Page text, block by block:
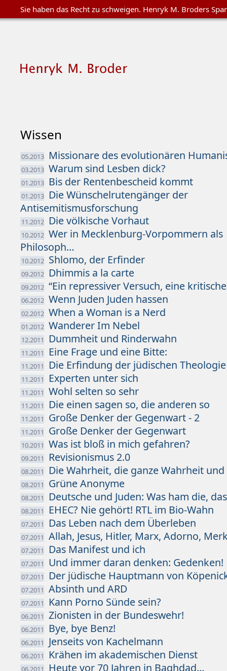
Sie haben das Recht zu schweigen. Henryk M. Broders
Wissen
05.2013 Missionare des evolutionären
03.2013 Warum sind Lesben dick?
01.2013 Bis der Rentenbescheid kommt
01.2013
Die Wünschelrutengänger der
Antisemitismusforschung
11.2012 Die völkische Vorhaut
10.2012 Wer in Mecklenburg-Vorpommern als
Philosoph…
10.2012 Shlomo, der Erfinder
09.2012 Dhimmis a la carte
09.2012 “Ein repressiver Versuch, eine
06.2012 Wenn Juden Juden hassen
02.2012 When a Woman is a Nerd
01.2012 Wanderer Im Nebel
12.2011 Dummheit und Rinderwahn
11.2011 Eine Frage und eine Bitte:
11.2011 Die Erfindung der jüdischen Theologie
11.2011 Experten unter sich
11.2011 Wohl selten so sehr
11.2011 Die einen sagen so, die anderen so
11.2011 Große Denker der Gegenwart - 2
11.2011 Große Denker der Gegenwart
10.2011 Was ist bloß in mich gefahren?
09.2011 Revisionismus 2.0
08.2011 Die Wahrheit, die ganze Wahrheit
08.2011 Grüne Anonyme
08.2011 Deutsche und Juden: Was ham die,
08.2011 EHEC? Nie gehört! RTL im Bio-Wahn
07.2011 Das Leben nach dem Überleben
07.2011 Allah, Jesus, Hitler, Marx, Adorno,
07.2011 Das Manifest und ich
07.2011 Und immer daran denken: Gedenken!
07.2011 Der jüdische Hauptmann von
07.2011 Absinth und ARD
07.2011 Kann Porno Sünde sein?
06.2011 Zionisten in der Bundeswehr!
06.2011 Bye, bye Benz!
06.2011 Jenseits von Kachelmann
06.2011 Krähen im akademischen Dienst
06.2011 Heute vor 70 Jahren in Baghdad…